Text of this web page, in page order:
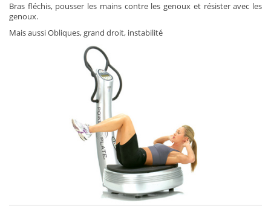
Bras fléchis, pousser les mains contre les genoux et résister avec les
genoux.
Mais aussi Obliques, grand droit, instabilité